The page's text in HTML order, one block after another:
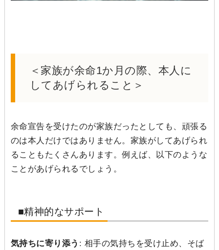
＜家族が余命1か月の際、本人に
してあげられること＞
余命宣告を受けたのが家族だったとしても、頑張る
のは本人だけではありません。家族がしてあげられ
ることもたくさんあります。例えば、以下のような
ことがあげられるでしょう。
■精神的なサポート
気持ちに寄り添う : 相手の気持ちを受け止め、そば